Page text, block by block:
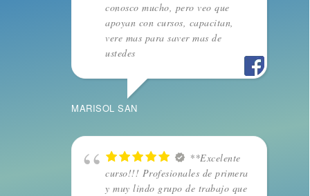
conosco mucho, pero veo que
apoyan con cursos, capacitan,
vere mas para saver mas de
ustedes
MARISOL SAN
**Excelente
curso!!! Profesionales de primera
y muy lindo grupo de trabajo que